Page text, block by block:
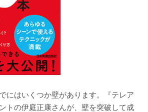
にはいくつか壁があります。『テレア
トの伊庭正康さんが、壁を突破して成